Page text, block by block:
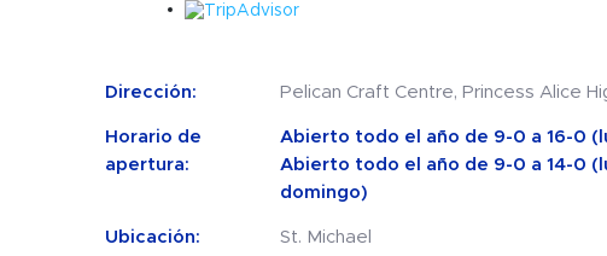
Dirección: Pelican Craft Centre, Princess Alice
Horario de
apertura:
Abierto todo el año de 9-0 a 16-0
Abierto todo el año de 9-0 a 14-0
domingo)
Ubicación: St. Michael